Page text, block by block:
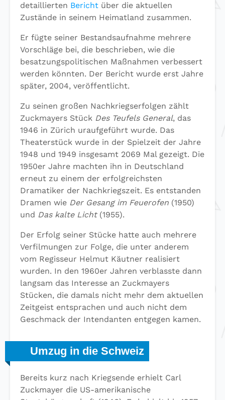
detaillierten Bericht über die aktuellen
Zustände in seinem Heimatland zusammen.
Er fügte seiner Bestandsaufnahme mehrere
Vorschläge bei, die beschrieben, wie die
besatzungspolitischen Maßnahmen verbessert
werden könnten. Der Bericht wurde erst Jahre
später, 2004, veröffentlicht.
Zu seinen großen Nachkriegserfolgen zählt
Zuckmayers Stück Des Teufels General, das
1946 in Zürich uraufgeführt wurde. Das
Theaterstück wurde in der Spielzeit der Jahre
1948 und 1949 insgesamt 2069 Mal gezeigt. Die
1950er Jahre machten ihn in Deutschland
erneut zu einem der erfolgreichsten
Dramatiker der Nachkriegszeit. Es entstanden
Dramen wie Der Gesang im Feuerofen (1950)
und Das kalte Licht(1955).
Der Erfolg seiner Stücke hatte auch mehrere
Verfilmungen zur Folge, die unter anderem
vom Regisseur Helmut Käutner realisiert
wurden. In den 1960er Jahren verblasste dann
langsam das Interesse an Zuckmayers
Stücken, die damals nicht mehr dem aktuellen
Zeitgeist entsprachen und auch nicht dem
Geschmack der Intendanten entgegen kamen.
Umzug in die Schweiz
Bereits kurz nach Kriegsende erhielt Carl
Zuckmayer die US-amerikanische